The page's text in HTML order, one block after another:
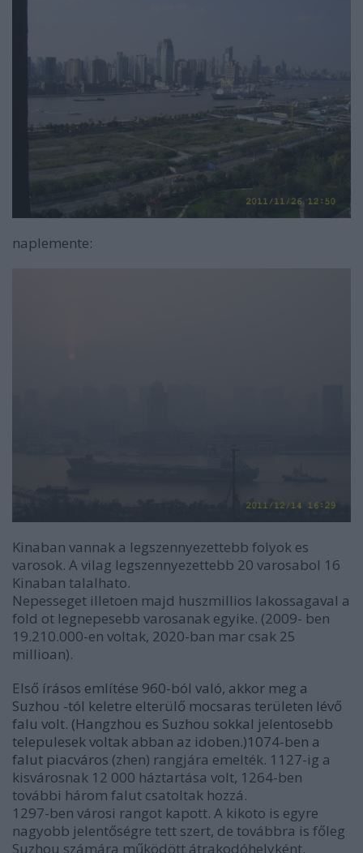
naplemente:
Kinaban vannak a legszennyezettebb folyok es
varosok. A vilag legszennyezettebb 20 varosabol 16
Kinaban talalhato.
Nepesseget illetoen majd huszmillios lakossagaval a
fold ot legnepesebb varosanak egyike. (2009- ben
19.210.000-en voltak, 2020-ban mar csak 25
millioan).
Első írásos említése 960-ból való, akkor meg a
Suzhou -tól keletre elterülő mocsaras területen lévő
falu volt. (Hangzhou es Suzhou sokkal jelentosebb
telepulesek voltak abban az idoben.)1074-ben a
falut piacváros (zhen) rangjára emelték. 1127-ig a
kisvárosnak 12 000 háztartása volt, 1264-ben
további három falut csatoltak hozzá.
1297-ben városi rangot kapott. A kikoto is egyre
nagyobb jelentőségre tett szert, de továbbra is főleg
Suzhou számára működött átrakodóhelyként.